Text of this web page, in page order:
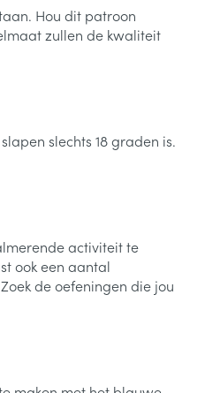
Hou dit patroon
zullen de kwaliteit
slechts 18 graden is.
activiteit te
ook een aantal
de oefeningen die jou